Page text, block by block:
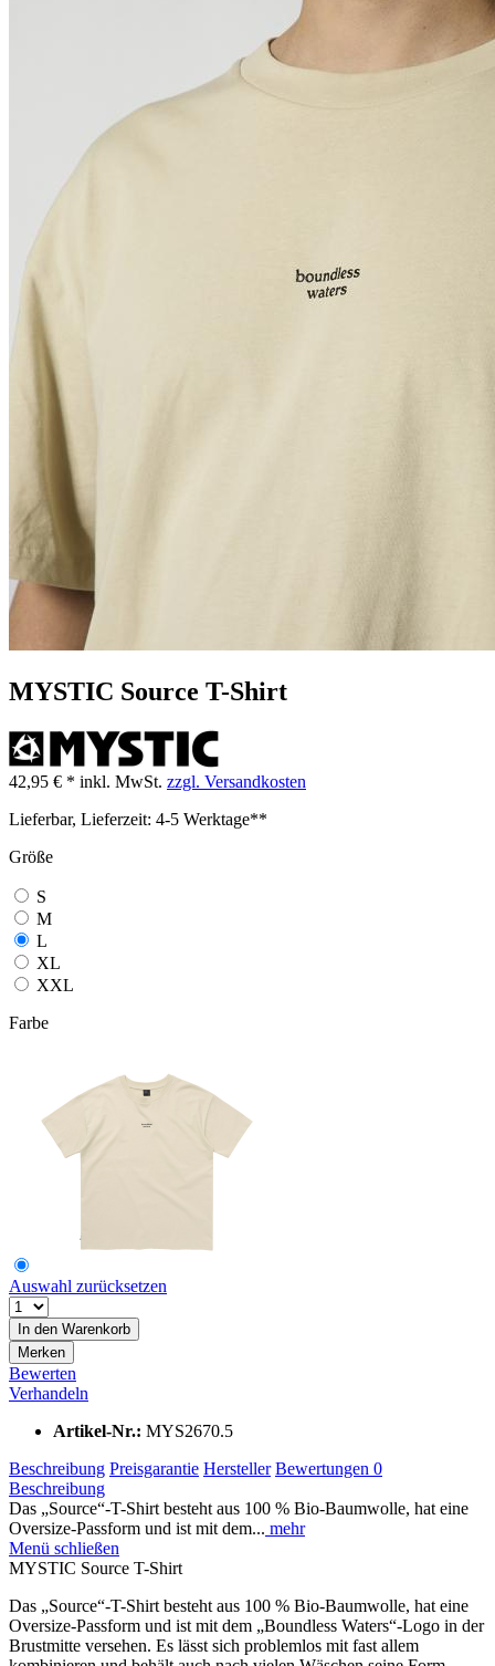
MYSTIC Source T-Shirt
42,95 € * inkl. MwSt. zzgl. Versandkosten
Lieferbar, Lieferzeit: 4-5 Werktage**
Größe
S
M
L
XL
XXL
Farbe
Auswahl zurücksetzen
In den Warenkorb
Merken
Bewerten
Verhandeln
Artikel-Nr.: MYS2670.5
Beschreibung Preisgarantie Hersteller Bewertungen 0
Beschreibung
Das „Source“-T-Shirt besteht aus 100 % Bio-Baumwolle, hat eine
Oversize-Passform und ist mit dem... mehr
Menü schließen
MYSTIC Source T-Shirt
Das „Source“-T-Shirt besteht aus 100 % Bio-Baumwolle, hat eine
Oversize-Passform und ist mit dem „Boundless Waters“-Logo in der
Brustmitte versehen. Es lässt sich problemlos mit fast allem